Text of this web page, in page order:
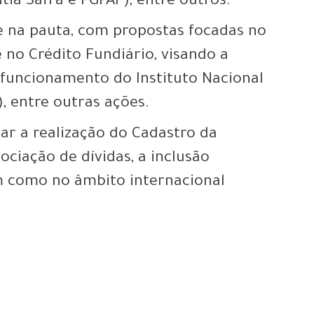
pauta, com propostas focadas no
Crédito Fundiário, visando a
do Instituto Nacional
entre outras ações.
a realização do Cadastro da
de dívidas, a inclusão
como no âmbito internacional